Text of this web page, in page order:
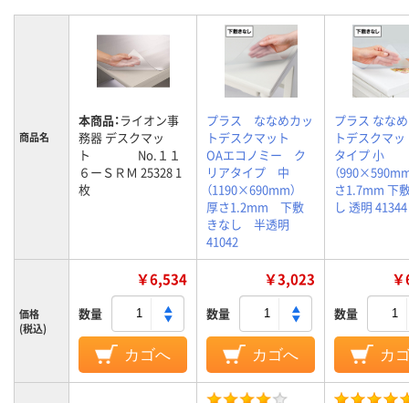
商品名
本商品：ライオン事
務器 デスクマッ
ト No.１１
６ーＳＲＭ 25328 1
枚
プラス ななめカッ
トデスクマット
OAエコノミー ク
リアタイプ 中
（1190×690mm）
厚さ1.2mm 下敷
きなし 半透明
41042
プラス なな
トデスクマッ
タイプ 小
（
さ1.7mm 下
し 透明 41344
価格
(税込)
￥6,534
数量
カゴへ
￥3,023
数量
カゴへ
数量
カ